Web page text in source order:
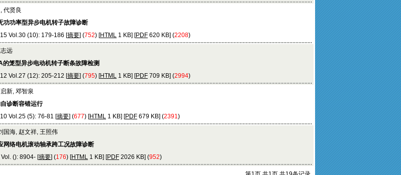
代贤良
功功率型异步电机转子故障诊断
Vol.30 (10): 179-186 [摘要] (752) [HTML 1 KB] [PDF 620 KB] (2208)
远
笼型异步电动机转子断条故障检测
Vol.27 (12): 205-212 [摘要] (795) [HTML 1 KB] [PDF 709 KB] (2994)
新, 邓智泉
诊断容错运行
Vol.25 (5): 76-81 [摘要] (677) [HTML 1 KB] [PDF 679 KB] (2391)
国海, 赵文祥, 王照伟
网络电机滚动轴承跨工况故障诊断
(): 8904- [摘要] (176) [HTML 1 KB] [PDF 2026 KB] (952)